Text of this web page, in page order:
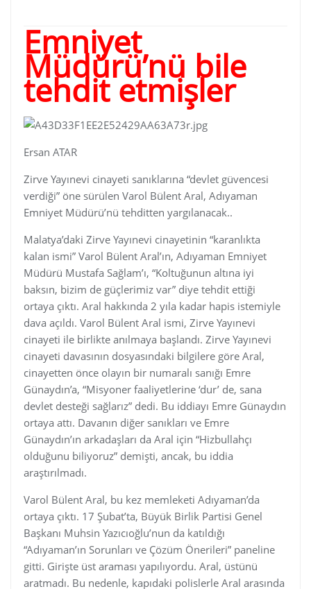
Emniyet
Müdürü’nü bile
tehdit etmişler
Ersan ATAR
Zirve Yayınevi cinayeti sanıklarına “devlet güvencesi
verdiği” öne sürülen Varol Bülent Aral, Adıyaman
Emniyet Müdürü’nü tehditten yargılanacak..
Malatya’daki Zirve Yayınevi cinayetinin “karanlıkta
kalan ismi” Varol Bülent Aral’ın, Adıyaman Emniyet
Müdürü Mustafa Sağlam’ı, “Koltuğunun altına iyi
baksın, bizim de güçlerimiz var” diye tehdit ettiği
ortaya çıktı. Aral hakkında 2 yıla kadar hapis istemiyle
dava açıldı. Varol Bülent Aral ismi, Zirve Yayınevi
cinayeti ile birlikte anılmaya başlandı. Zirve Yayınevi
cinayeti davasının dosyasındaki bilgilere göre Aral,
cinayetten önce olayın bir numaralı sanığı Emre
Günaydın’a, “Misyoner faaliyetlerine ‘dur’ de, sana
devlet desteği sağlarız” dedi. Bu iddiayı Emre Günaydın
ortaya attı. Davanın diğer sanıkları ve Emre
Günaydın’ın arkadaşları da Aral için “Hizbullahçı
olduğunu biliyoruz” demişti, ancak, bu iddia
araştırılmadı.
Varol Bülent Aral, bu kez memleketi Adıyaman’da
ortaya çıktı. 17 Şubat’ta, Büyük Birlik Partisi Genel
Başkanı Muhsin Yazıcıoğlu’nun da katıldığı
“Adıyaman’ın Sorunları ve Çözüm Önerileri” paneline
gitti. Girişte üst araması yapılıyordu. Aral, üstünü
aratmadı. Bu nedenle, kapıdaki polislerle Aral arasında